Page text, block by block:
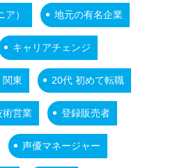
） 地元の有名企業
キャリアチェンジ
関東 20代 初めて転職
術営業 登録販売者
声優マネージャー